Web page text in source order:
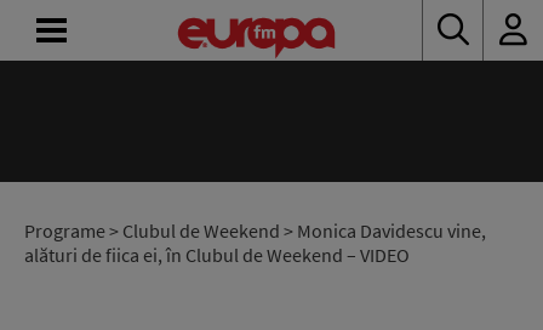
Programe> Clubul de Weekend > Monica Davidescu vine,
alături de fiica ei, în Clubul de Weekend – VIDEO
RADIO